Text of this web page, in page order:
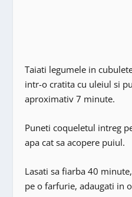
Taiati legumele in
intr-o cratita cu uleiul si
aproximativ 7 minute.
Puneti coqueletul intreg
apa cat sa acopere puiul.
Lasati sa fiarba 40
pe o farfurie, adaugati in